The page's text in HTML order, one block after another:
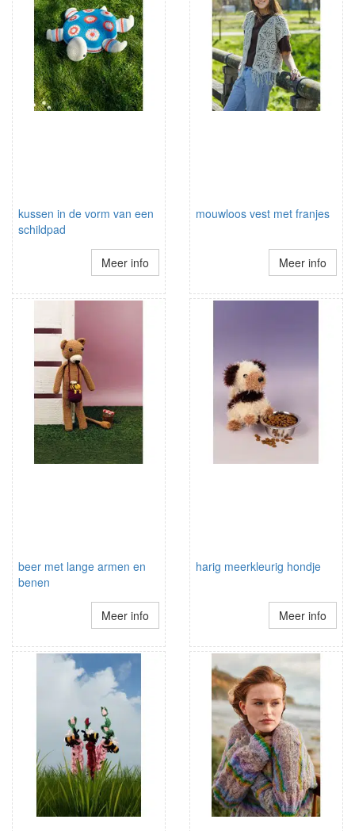
kussen in de vorm van een
schildpad
Meer info
mouwloos vest met franjes
Meer info
beer met lange armen en
benen
Meer info
harig meerkleurig hondje
Meer info